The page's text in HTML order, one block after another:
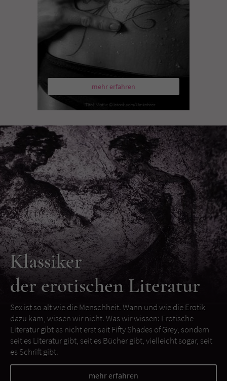
mehr erfahren
Klassiker
der erotischen Literatur
Sex ist so alt wie die Menschheit. Wann und wie die Erotik
dazu kam, wissen wir nicht. Was wir wissen: Erotische
Literatur gibt es nicht erst seit Fifty Shades of Grey, sondern
seit es Literatur gibt, seit es Bücher gibt, vielleicht sogar, seit
es Schrift gibt.
mehr erfahren